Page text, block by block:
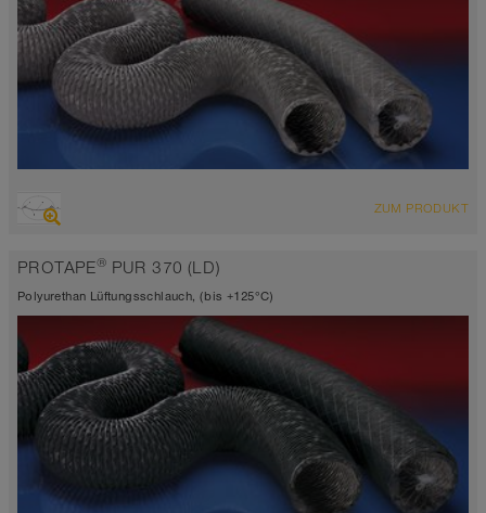
Saugschlauch + Druckschlauch
Wandstärke 0,25mm
-10°C bis 110°C (120°C)
ZUM PRODUKT
PROTAPE® PUR 370 (LD)
Polyurethan Lüftungsschlauch, (bis +125°C)